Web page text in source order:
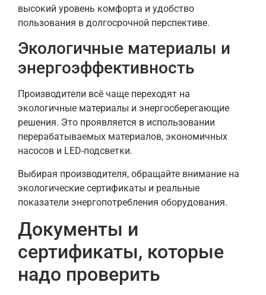
высокий уровень комфорта и удобство
пользования в долгосрочной перспективе.
Экологичные материалы и
энергоэффективность
Производители всё чаще переходят на
экологичные материалы и энергосберегающие
решения. Это проявляется в использовании
перерабатываемых материалов, экономичных
насосов и LED-подсветки.
Выбирая производителя, обращайте внимание на
экологические сертификаты и реальные
показатели энергопотребления оборудования.
Документы и
сертификаты, которые
надо проверить